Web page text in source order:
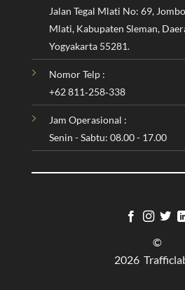
Jalan Tegal Mlati No: 69,
Mlati, Kabupaten Sleman,
Yogyakarta 55281.
Nomor Telp :
‪+62 811‑258‑338‬
Jam Operasional :
Senin - Sabtu: 08.00 - 17.00
©
2026